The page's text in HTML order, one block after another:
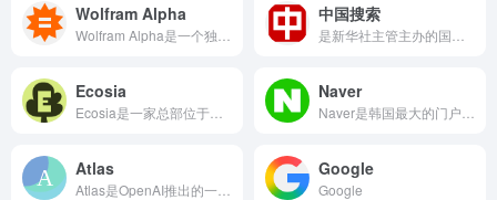
Wolfram Alpha 中国搜索
Ecosia Naver
Atlas Google
Google